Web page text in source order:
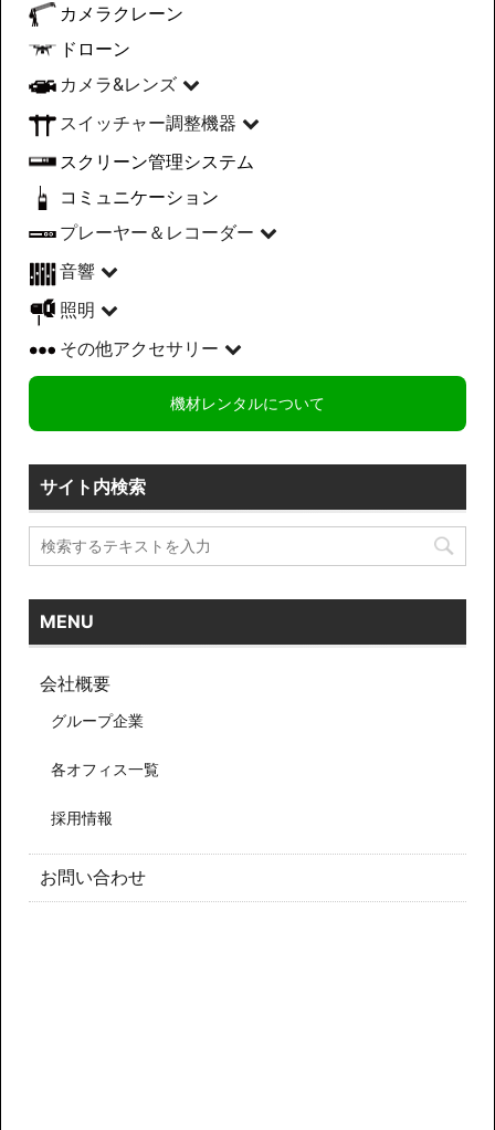
カメラクレーン
ドローン
カメラ&レンズ
スイッチャー調整機器
スクリーン管理システム
コミュニケーション
プレーヤー＆レコーダー
音響
照明
その他アクセサリー
機材レンタルについて
サイト内検索
MENU
会社概要
グループ企業
各オフィス一覧
採用情報
お問い合わせ